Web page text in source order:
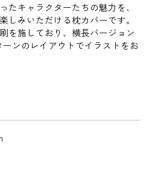
たキャラクターたちの魅力を、
しみいただける枕カバーです。
を施しており、横長バージョン
ーンのレイアウトでイラストをお